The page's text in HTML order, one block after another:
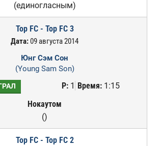
(единогласным)
Top FC - Top FC 3
Дата:09 августа 2014
Юнг Сэм Сон
(Young Sam Son)
Р:1 Время:1:15
Нокаутом
()
Top FC - Top FC 2